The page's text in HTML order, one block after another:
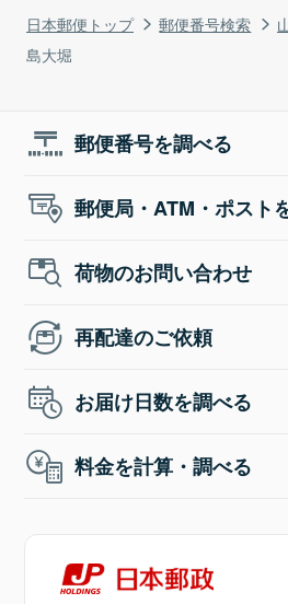
日本郵便トップ 郵便番号検索
島大堀
郵便番号を調べる
郵便局・ATM・ポスト
荷物のお問い合わせ
再配達のご依頼
お届け日数を調べる
料金を計算・調べる